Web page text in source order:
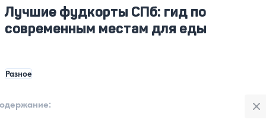
Лучшие фудкорты СПб: гид по
современным местам для еды
Разное